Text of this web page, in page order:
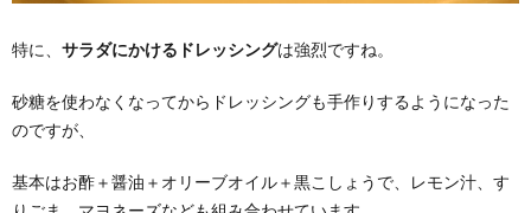
特に、 サラダにかけるドレッシングは強烈ですね。
砂糖を使わなくなってからドレッシングも手作りするようになった
のですが、
基本はお酢＋醤油＋オリーブオイル＋黒こしょうで、レモン汁、す